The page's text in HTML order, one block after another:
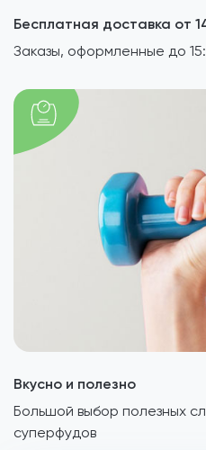
Бесплатная доставка от
Заказы, оформленные до
Вкусно и полезно
Большой выбор полезных
суперфудов